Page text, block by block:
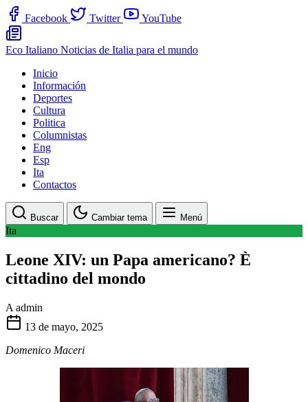
Facebook Twitter YouTube
Eco Italiano Noticias de Italia para el mundo
Inicio
Información
Deportes
Cultura
Politica
Columnistas
Eng
Esp
Ita
Contactos
Buscar Cambiar tema Menú
Ita
Leone XIV: un Papa americano? È
cittadino del mondo
A admin
13 de mayo, 2025
Domenico Maceri